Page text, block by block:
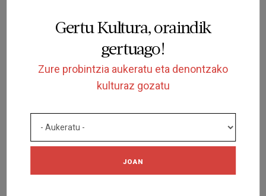
Gertu Kultura, oraindik
gertuago!
Zure probintzia aukeratu eta denontzako
kulturaz gozatu
JOAN
CANOVELLES